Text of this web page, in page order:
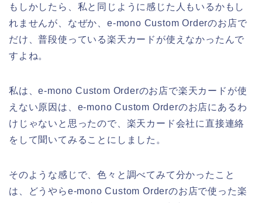
もしかしたら、私と同じように感じた人もいるかもし
れませんが、なぜか、e-mono Custom Orderのお店で
だけ、普段使っている楽天カードが使えなかったんで
すよね。
私は、e-mono Custom Orderのお店で楽天カードが使
えない原因は、e-mono Custom Orderのお店にあるわ
けじゃないと思ったので、楽天カード会社に直接連絡
をして聞いてみることにしました。
そのような感じで、色々と調べてみて分かったこと
は、どうやらe-mono Custom Orderのお店で使った楽